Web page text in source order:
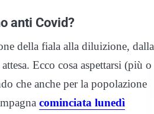
anti Covid?
della fiala alla diluizione, dalla
Ecco cosa aspettarsi (più o
che anche per la popolazione
cominciata lunedì